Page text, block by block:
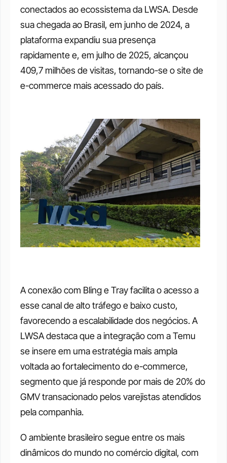
conectados ao ecossistema da LWSA. Desde
sua chegada ao Brasil, em junho de 2024, a
plataforma expandiu sua presença
rapidamente e, em julho de 2025, alcançou
409,7 milhões de visitas, tornando-se o site de
e-commerce mais acessado do país.
A conexão com Bling e Tray facilita o acesso a
esse canal de alto tráfego e baixo custo,
favorecendo a escalabilidade dos negócios. A
LWSA destaca que a integração com a Temu
se insere em uma estratégia mais ampla
voltada ao fortalecimento do e-commerce,
segmento que já responde por mais de 20% do
GMV transacionado pelos varejistas atendidos
pela companhia.
O ambiente brasileiro segue entre os mais
dinâmicos do mundo no comércio digital, com